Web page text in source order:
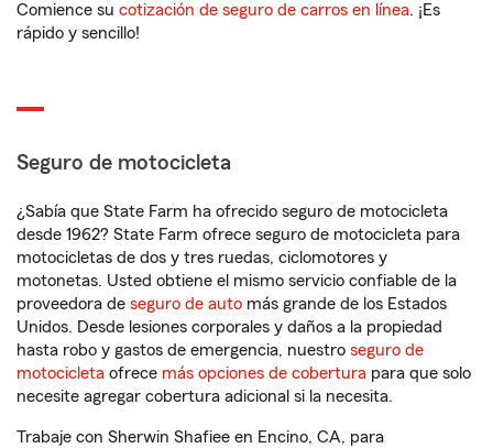
Comience su cotización de seguro de carros en línea. ¡Es
rápido y sencillo!
Seguro de motocicleta
¿Sabía que State Farm ha ofrecido seguro de motocicleta
desde 1962? State Farm ofrece seguro de motocicleta para
motocicletas de dos y tres ruedas, ciclomotores y
motonetas. Usted obtiene el mismo servicio confiable de la
proveedora de seguro de auto más grande de los Estados
Unidos. Desde lesiones corporales y daños a la propiedad
hasta robo y gastos de emergencia, nuestro seguro de
motocicleta ofrece más opciones de cobertura para que solo
necesite agregar cobertura adicional si la necesita.
Trabaje con Sherwin Shafiee en Encino, CA, para